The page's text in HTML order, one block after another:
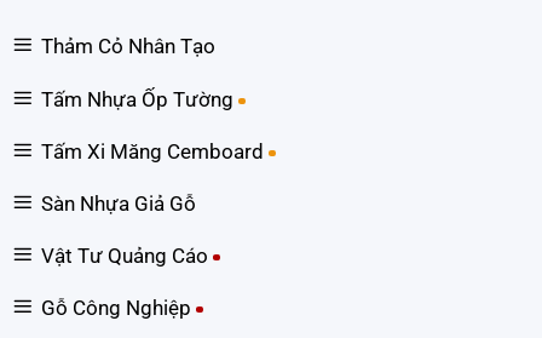
Thảm Cỏ Nhân Tạo
Tấm Nhựa Ốp Tường
Tấm Xi Măng Cemboard
Sàn Nhựa Giả Gỗ
Vật Tư Quảng Cáo
Gỗ Công Nghiệp